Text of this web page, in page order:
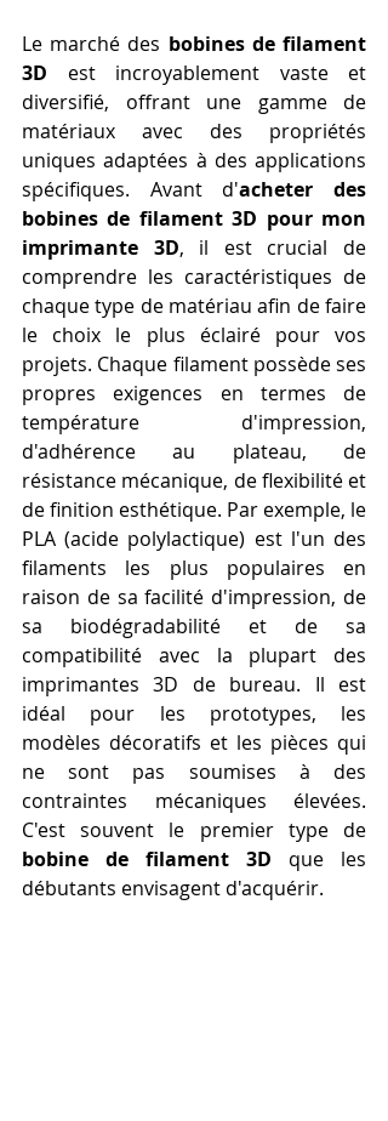
Le marché des bobines de filament
3D est incroyablement vaste et
diversifié, offrant une gamme de
matériaux avec des propriétés
uniques adaptées à des applications
spécifiques. Avant d'acheter des
bobines de filament 3D pour mon
imprimante 3D, il est crucial de
comprendre les caractéristiques de
chaque type de matériau afin de faire
le choix le plus éclairé pour vos
projets. Chaque filament possède ses
propres exigences en termes de
température d'impression,
d'adhérence au plateau, de
résistance mécanique, de flexibilité et
de finition esthétique. Par exemple, le
PLA (acide polylactique) est l'un des
filaments les plus populaires en
raison de sa facilité d'impression, de
sa biodégradabilité et de sa
compatibilité avec la plupart des
imprimantes 3D de bureau. Il est
idéal pour les prototypes, les
modèles décoratifs et les pièces qui
ne sont pas soumises à des
contraintes mécaniques élevées.
bobine de filament 3D que les
débutants envisagent d'acquérir.